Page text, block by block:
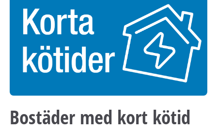
l
l
e
Bostäder med kort kötid